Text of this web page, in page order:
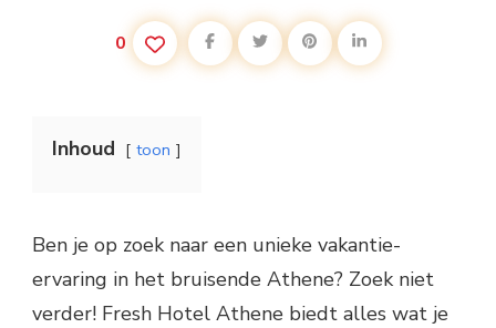
0
Inhoud toon
Ben je op zoek naar een unieke vakantie-
ervaring in het bruisende Athene? Zoek niet
verder! Fresh Hotel Athene biedt alles wat je